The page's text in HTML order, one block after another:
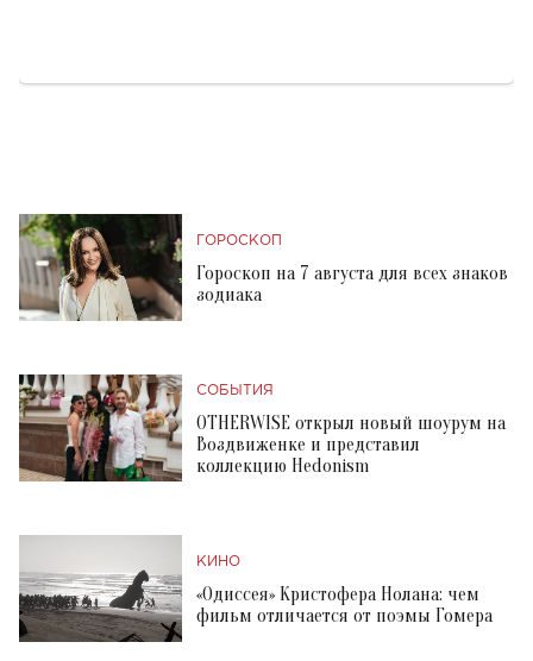
ГОРОСКОП
Гороскоп на 7 августа для всех знаков
зодиака
СОБЫТИЯ
OTHERWISE открыл новый шоурум на
Воздвиженке и представил
коллекцию Hedonism
КИНО
«Одиссея» Кристофера Нолана: чем
фильм отличается от поэмы Гомера